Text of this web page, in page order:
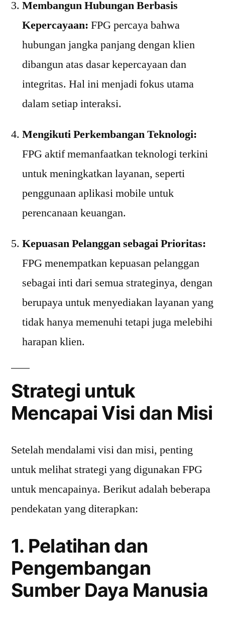
Membangun Hubungan Berbasis
Kepercayaan: FPG percaya bahwa
hubungan jangka panjang dengan klien
dibangun atas dasar kepercayaan dan
integritas. Hal ini menjadi fokus utama
dalam setiap interaksi.
Mengikuti Perkembangan Teknologi:
FPG aktif memanfaatkan teknologi terkini
untuk meningkatkan layanan, seperti
penggunaan aplikasi mobile untuk
perencanaan keuangan.
Kepuasan Pelanggan sebagai Prioritas:
FPG menempatkan kepuasan pelanggan
sebagai inti dari semua strateginya, dengan
berupaya untuk menyediakan layanan yang
tidak hanya memenuhi tetapi juga melebihi
harapan klien.
Strategi untuk
Mencapai Visi dan Misi
Setelah mendalami visi dan misi, penting
untuk melihat strategi yang digunakan FPG
untuk mencapainya. Berikut adalah beberapa
pendekatan yang diterapkan:
1. Pelatihan dan
Pengembangan
Sumber Daya Manusia